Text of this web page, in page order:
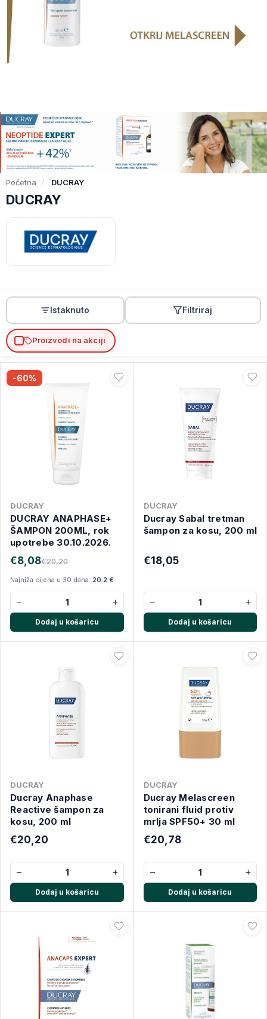
Početna DUCRAY
DUCRAY
Istaknuto Filtriraj
Proizvodi na akciji
-60%
DUCRAY
DUCRAY ANAPHASE+
ŠAMPON 200ML, rok
upotrebe 30.10.2026.
€20,20
€8,08
Najniža cijena u 30 dana: 20.2 €
− +
Dodaj u košaricu
DUCRAY
Ducray Sabal tretman
šampon za kosu, 200 ml
€18,05
− +
Dodaj u košaricu
DUCRAY
Ducray Anaphase
Reactive šampon za
kosu, 200 ml
€20,20
− +
Dodaj u košaricu
DUCRAY
Ducray Melascreen
tonirani fluid protiv
mrlja SPF50+ 30 ml
€20,78
− +
Dodaj u košaricu